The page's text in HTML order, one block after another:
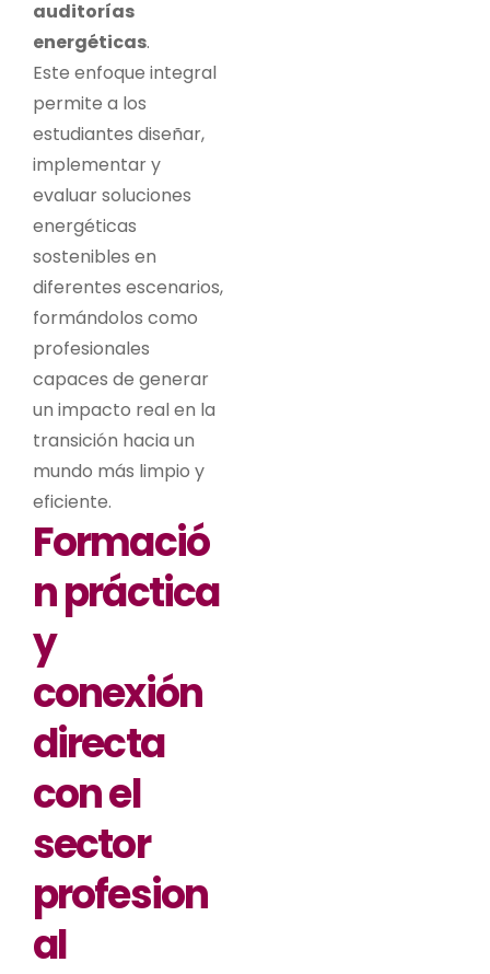
auditorías
energéticas.
Este enfoque integral
permite a los
estudiantes diseñar,
implementar y
evaluar soluciones
energéticas
sostenibles en
diferentes escenarios,
formándolos como
profesionales
capaces de generar
un impacto real en la
transición hacia un
mundo más limpio y
eficiente.
Formació
n práctica
y
conexión
directa
con el
sector
profesion
al